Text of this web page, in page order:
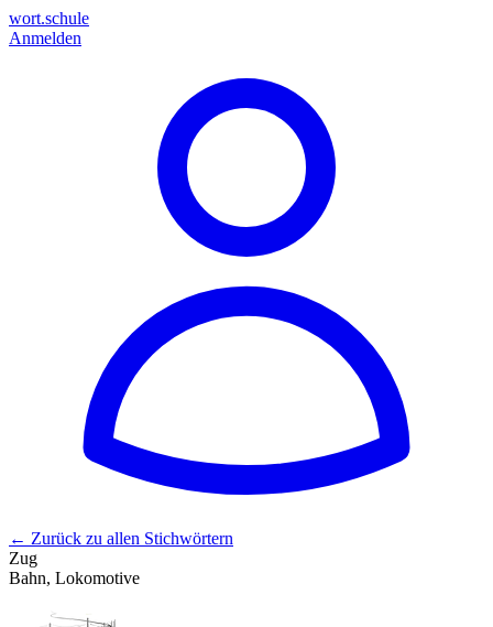
wort.schule
Anmelden
← Zurück zu allen Stichwörtern
Zug
Bahn, Lokomotive